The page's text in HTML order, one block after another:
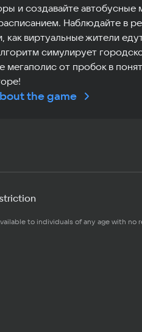
и создавайте
Наблюдайте в
как виртуальные жители
симулирует
мегаполис от пробок в
the game
to individuals of any age with no